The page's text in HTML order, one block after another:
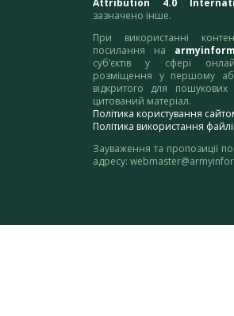
зазначено інше.
При використанні
посилання на
суб’єктів у сфері
розміщення у першому
відкритого для
цитований матеріал.
Політика користування
Політика використання
Зауваження та пропозиції
адресу: